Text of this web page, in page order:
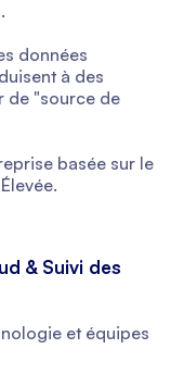
données
à des
de "source de
basée sur le
Élevée.
& Suivi des
et équipes